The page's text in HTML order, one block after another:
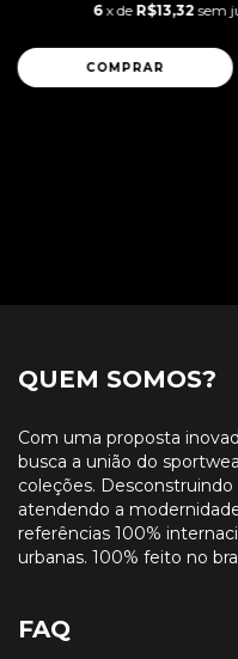
6 x de R$13,32 sem
COMPRAR
QUEM SOMOS?
Com uma proposta
busca a união do
coleções.
atendendo a
referências 100%
urbanas. 100% feito no
FAQ